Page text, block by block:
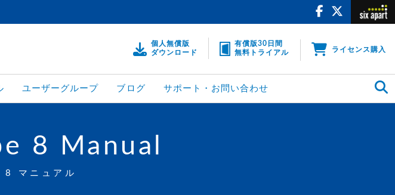
個人無償版
ダウンロード
有償版30日間
無料トライアル
ライセンス購入
ユーザーグループ ブログ サポート・お問い合わせ
8 Manual
マニュアル